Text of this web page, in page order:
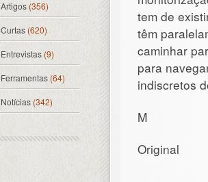
tem de
têm
caminhar
para
indiscretos
M
Original
Artigos(356)
Curtas(620)
Entrevistas (9)
Ferramentas (64)
Notícias(342)